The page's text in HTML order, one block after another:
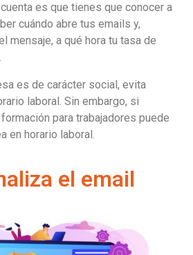
es que tienes que conocer a
cuándo abre tus emails y,
mensaje, a qué hora tu tasa de
es de carácter social, evita
laboral. Sin embargo, si
para trabajadores puede
en horario laboral.
el email